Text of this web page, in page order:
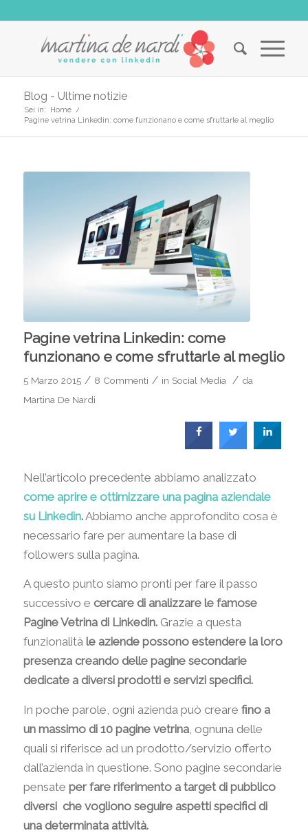
Blog - Ultime notizie
Sei in: Home /
Pagine vetrina Linkedin: come funzionano e come sfruttarle al meglio
Pagine vetrina Linkedin: come
funzionano e come sfruttarle al meglio
5 Marzo 2015 / 8 Commenti / in Social Media / da
Martina De Nardi
Nell’articolo precedente abbiamo analizzato
come aprire e ottimizzare una pagina aziendale
su Linkedin.Abbiamo anche approfondito cosa è
necessario fare per aumentare la base di
followers sulla pagina.
A questo punto siamo pronti per fare il passo
successivo e cercare di analizzare le famose
Pagine Vetrina di Linkedin.Grazie a questa
funzionalità le aziende possono estendere la loro
presenza creando delle pagine secondarie
dedicate a diversi prodotti e servizi specifici.
In poche parole, ogni azienda può creare fino a
un massimo di 10 pagine vetrina, ognuna delle
quali si riferisce ad un prodotto/servizio offerto
dall’azienda in questione. Sono pagine secondarie
pensate per fare riferimento a target di pubblico
diversi che vogliono seguire aspetti specifici di
una determinata attività.